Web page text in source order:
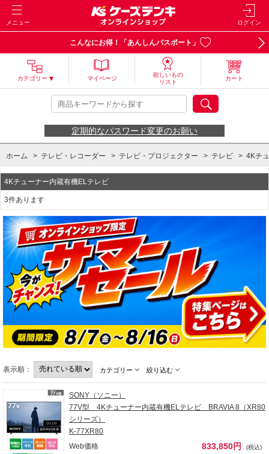
メニュー ログイン
こんなにお得！「あんしんパスポート」
カテゴリー マイページ
欲しいもの
リスト
カート
定期的なパスワード変更のお願い
ホーム > テレビ・レコーダー > テレビ・プロジェクター > テレビ > 4Kチ
4Kチューナー内蔵有機ELテレビ
3件あります
表示順： カテゴリー 絞り込む
SONY（ソニー）
77V型 4Kチューナー内蔵有機ELテレビ BRAVIA 8（XR80
シリーズ）
K-77XR80
Web価格
833,850円 (税込)